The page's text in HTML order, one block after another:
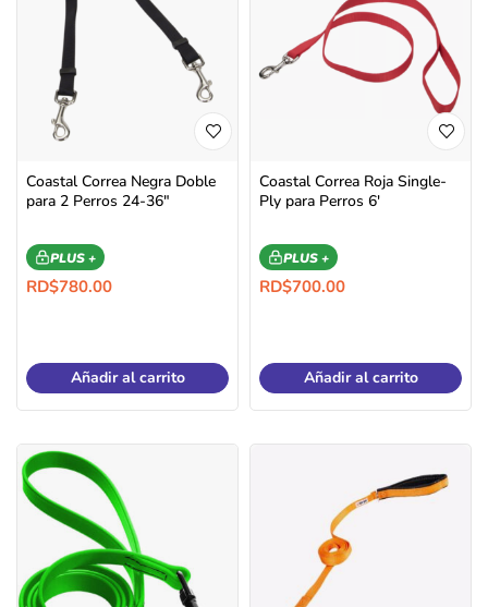
Coastal Correa Negra Doble
para 2 Perros 24-36″
PLUS +
RD$780.00
Añadir al carrito
Coastal Correa Roja Single-
Ply para Perros 6′
PLUS +
RD$700.00
Añadir al carrito